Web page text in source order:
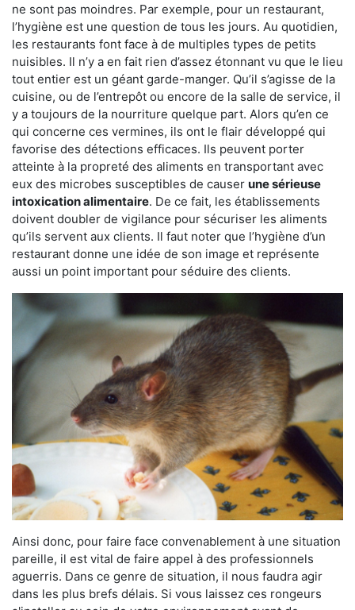
ne sont pas moindres. Par exemple, pour un restaurant,
l’hygiène est une question de tous les jours. Au quotidien,
les restaurants font face à de multiples types de petits
nuisibles. Il n’y a en fait rien d’assez étonnant vu que le lieu
tout entier est un géant garde-manger. Qu’il s’agisse de la
cuisine, ou de l’entrepôt ou encore de la salle de service, il
y a toujours de la nourriture quelque part. Alors qu’en ce
qui concerne ces vermines, ils ont le flair développé qui
favorise des détections efficaces. Ils peuvent porter
atteinte à la propreté des aliments en transportant avec
eux des microbes susceptibles de causer une sérieuse
intoxication alimentaire. De ce fait, les établissements
doivent doubler de vigilance pour sécuriser les aliments
qu’ils servent aux clients. Il faut noter que l’hygiène d’un
restaurant donne une idée de son image et représente
aussi un point important pour séduire des clients.
Ainsi donc, pour faire face convenablement à une situation
pareille, il est vital de faire appel à des professionnels
aguerris. Dans ce genre de situation, il nous faudra agir
dans les plus brefs délais. Si vous laissez ces rongeurs